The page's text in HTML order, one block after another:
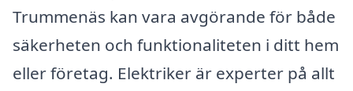
Trummenäs kan vara avgörande för både
säkerheten och funktionaliteten i ditt hem
eller företag. Elektriker är experter på allt